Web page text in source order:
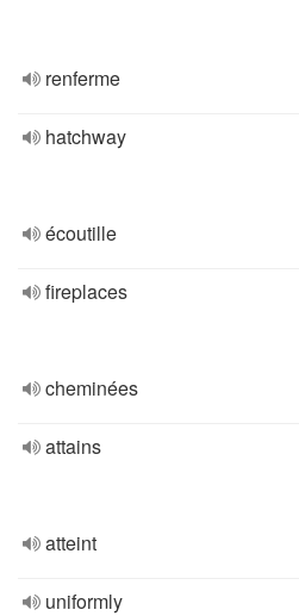
renferme
hatchway
écoutille
fireplaces
cheminées
attains
atteint
uniformly